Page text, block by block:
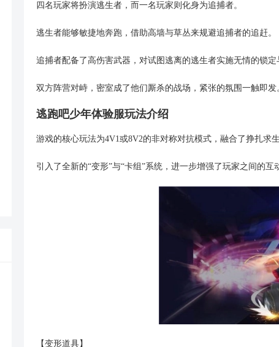
四名玩家将扮演逃生者，而一名玩家则化身为追捕者。
逃生者能够敏捷地奔跑，借助高墙与草丛来规避追捕者的追赶。
追捕者配备了高伤害武器，对试图逃离的逃生者实施无情的锁定
双方阵营对峙，密室成了他们厮杀的战场，紧张的氛围一触即发
逃跑吧少年体验服玩法介绍
游戏的核心玩法为4V1或8V2的非对称对抗模式，融合了挣扎求
引入了全新的“变形”与“卡组”系统，进一步增强了玩家之间的互
【变形道具】